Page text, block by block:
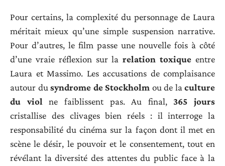
Pour certains, la complexité du personnage de Laura
méritait mieux qu’une simple suspension narrative.
Pour d’autres, le film passe une nouvelle fois à côté
d’une vraie réflexion sur larelation toxique entre
Laura et Massimo. Les accusations de complaisance
autour dusyndrome de Stockholm ou de laculture
du violne faiblissent pas. Au final,365 jours
cristallise des clivages bien réels : il interroge la
responsabilité du cinéma sur la façon dont il met en
scène le désir, le pouvoir et le consentement, tout en
révélant la diversité des attentes du public face à la